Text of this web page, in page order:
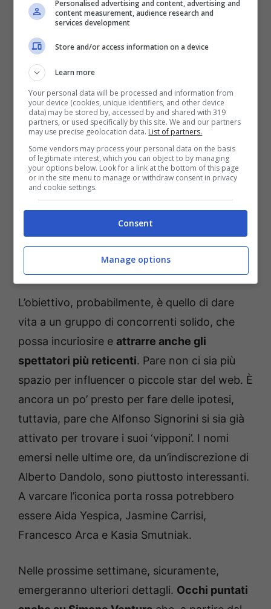
piuttosto chiaro: “L’edizione Vip si farà solo
se troveremo veri personaggi famosi”.
un cast degno di questo nome, quindi, il
programma non partirà.
Stop al GF Vip: l’ultimatum di Mediaset e la condizione da
L’obiettivo, probabilmente, è quello di dare
vita a un gruppo di concorrenti solido, che
possa incuriosire e attrarre anche gli
spettatori più reticenti. Pare non ci sia più
spazio per influencer o piccole star del web. È
ancora un po’ presto per fare delle ipotesi,
tuttavia, pare che Alfonso Signorini si sia già
attivato per trovare i suoi ‘vipponi’. I nomi
emersi nelle ultime ore, da un’indiscrezione di
Alberto Dandolo, sono piuttosto interessanti.
A varcare l’iconica porta rossa potrebbero
essere Aida Yespica, Jasmine Carrisi,
Francesco Arca e Kasia Smutniak.
Nelle prossime settimane, sicuramente,
emergeranno ulteriori dettagli. Occhi puntati
Personalised advertising and content, advertising and
content measurement, audience research and
services development
Store and/or access information on a device
Learn more
Your personal data will be processed and information from
your device (cookies, unique identifiers, and other device
data) may be stored by, accessed by and shared with 319
partners, or used specifically by this site. We and our partners
may use precise geolocation data. List of partners.
Some vendors may process your personal data on the basis
of legitimate interest, which you can object to by managing
your options below. Look for a link at the bottom of this page
or in the site menu to manage or withdraw consent in privacy
and cookie settings.
Consent
Manage options